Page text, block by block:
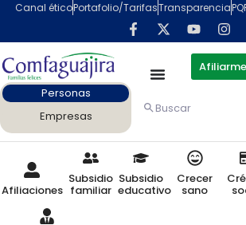
contenido
Canal éticoPortafolio/TarifasTransparencia
Afiliarme
Personas
Empresas
Buscar
Afiliaciones
Subsidio
familiar
Subsidio
educativo
Crecer
sano